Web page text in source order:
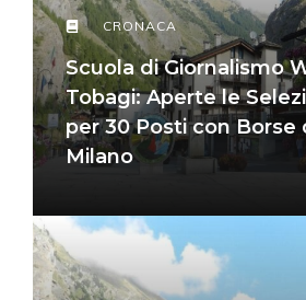
CRONACA
Scuola di Giornalismo
Tobagi: Aperte le
per 30 Posti con Borse
Milano